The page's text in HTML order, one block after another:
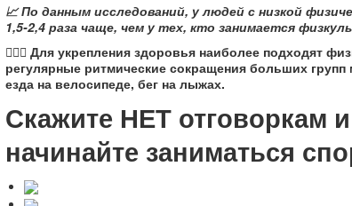
📈 По данным исследований, у людей с низкой
1,5-2,4 раза чаще, чем у тех, кто занимается
🏊🏼‍♀️ Для укрепления здоровья наиболее подходят
регулярные ритмические сокращения больших
езда на велосипеде, бег на лыжах.
Скажите НЕТ отговоркам и
начинайте заниматься